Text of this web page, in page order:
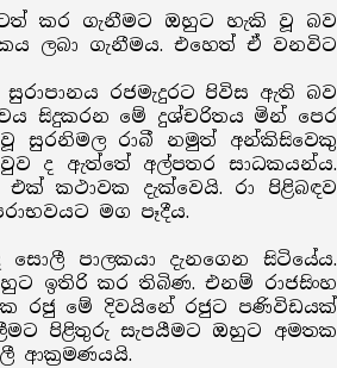
කර ගැනීමට ඔහුට හැකි වූ බව
ලබා ගැනීමය. එහෙත් ඒ වනවිට
රජමැදුරට පිවිස ඇති බව
සිදුකරන මේ දුශ්චරිතය මින් පෙර
සුරනිමල රාබී නමුත් අන්කිසිවෙකු
ද ඇත්තේ අල්පතර සාධකයන්ය.
කථාවක දැක්වෙයි. රා පිළිබඳව
මග පෑදීය.
පාලකයා දැනගෙන සිටියේය.
ඉතිරි කර තිබිණ. එනම් රාජසිංහ
රජු මේ දිවයිනේ රජුට පණිවිඩයක්
පිළිතුරු සැපයීමට ඔහුට අමතක
ආක්‍රමණයයි.